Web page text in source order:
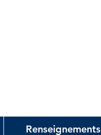
Renseignements